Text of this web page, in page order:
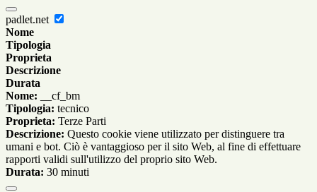
padlet.net
Nome
Tipologia
Proprieta
Descrizione
Durata
Nome: __cf_bm
Tipologia: tecnico
Proprieta: Terze Parti
Descrizione: Questo cookie viene utilizzato per distinguere tra
umani e bot. Ciò è vantaggioso per il sito Web, al fine di effettuare
rapporti validi sull'utilizzo del proprio sito Web.
Durata: 30 minuti